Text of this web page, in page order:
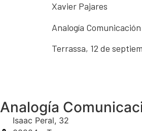
Xavier Pajares
Analogía
Terrassa, 12 de
Analogía
Isaac Peral, 32